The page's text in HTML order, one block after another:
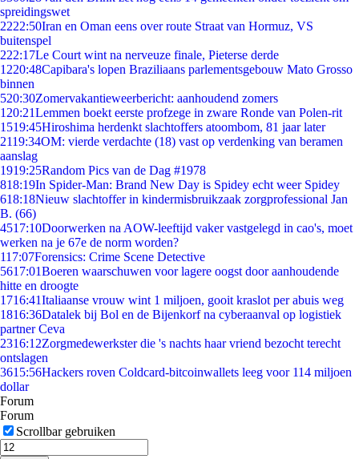
spreidingswet
2222:50Iran en Oman eens over route Straat van Hormuz, VS
buitenspel
222:17Le Court wint na nerveuze finale, Pieterse derde
1220:48Capibara's lopen Braziliaans parlementsgebouw Mato Grosso
binnen
520:30Zomervakantieweerbericht: aanhoudend zomers
1 20:21Lemmen boekt eerste profzege in zware Ronde van Polen-rit
1519:45Hiroshima herdenkt slachtoffers atoombom, 81 jaar later
2119:34OM: vierde verdachte (18) vast op verdenking van beramen
aanslag
1919:25Random Pics van de Dag #1978
818:19In Spider-Man: Brand New Day is Spidey echt weer Spidey
618:18Nieuw slachtoffer in kindermisbruikzaak zorgprofessional Jan
B. (66)
4517:10Doorwerken na AOW-leeftijd vaker vastgelegd in cao's, moet
werken na je 67e de norm worden?
117:07Forensics: Crime Scene Detective
5617:01Boeren waarschuwen voor lagere oogst door aanhoudende
hitte en droogte
1716:41Italiaanse vrouw wint 1 miljoen, gooit kraslot per abuis weg
1816:36Datalek bij Bol en de Bijenkorf na cyberaanval op logistiek
partner Ceva
2316:12Zorgmedewerkster die 's nachts haar vriend bezocht terecht
ontslagen
3615:56Hackers roven Coldcard-bitcoinwallets leeg voor 114 miljoen
dollar
Forum
Forum
Scrollbar gebruiken